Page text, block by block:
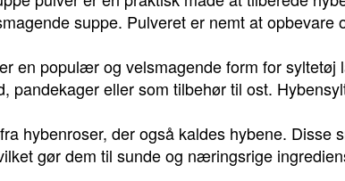
suppe. Pulveret er nemt at
en populær og velsmagende form for syltetøj
pandekager eller som tilbehør til ost.
hybenroser, der også kaldes hybene. Disse
gør dem til sunde og næringsrige